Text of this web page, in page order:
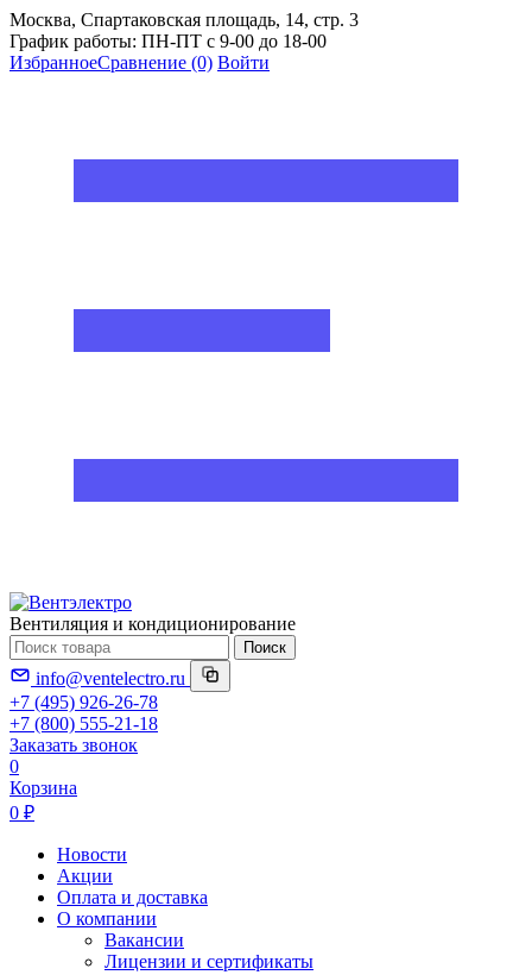
Москва, Спартаковская площадь, 14, стр. 3
График работы: ПН-ПТ с 9-00 до 18-00
ИзбранноеСравнение (0) Войти
Вентиляция и кондиционирование
Поиск
info@ventelectro.ru
+7 (495) 926-26-78
+7 (800) 555-21-18
Заказать звонок
0
Корзина
0 ₽
Новости
Акции
Оплата и доставка
О компании
Вакансии
Лицензии и сертификаты